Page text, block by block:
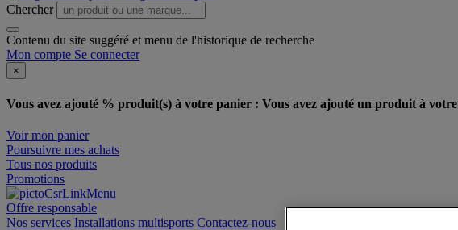
Chercher
Contenu du site suggéré et menu de l'historique de recherche
Mon compte Se connecter
×
Vous avez ajouté % produit(s) à votre panier : Vous avez ajouté un produit à
Voir mon panier
Poursuivre mes achats
Tous nos produits
Promotions
Offre responsable
Nos services Installations multisports Contactez-nous